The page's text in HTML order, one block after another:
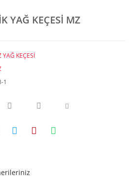
YAĞ KEÇESİ MZ
YAĞ KEÇESİ
1